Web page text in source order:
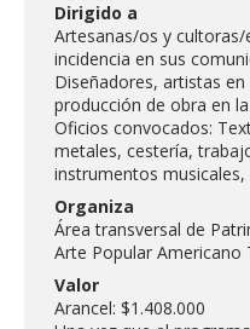
Estudiantes
Académicas/os
Dirigido a
Artesanas/os y
incidencia en sus
Diseñadores, artistas
producción de obra en
Oficios convocados:
metales, cestería,
instrumentos
Organiza
Área transversal de
Arte Popular Americano
Valor
Arancel: $1.408.000